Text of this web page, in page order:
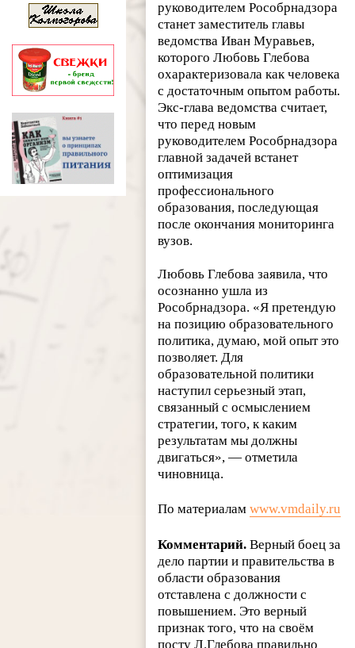
руководителем Рособрнадзора
станет заместитель главы
ведомства Иван Муравьев,
которого Любовь Глебова
охарактеризовала как человека
с достаточным опытом работы.
Экс-глава ведомства считает,
что перед новым
руководителем Рособрнадзора
главной задачей встанет
оптимизация
профессионального
образования, последующая
после окончания мониторинга
вузов.
Любовь Глебова заявила, что
осознанно ушла из
Рособрнадзора. «Я претендую
на позицию образовательного
политика, думаю, мой опыт это
позволяет. Для
образовательной политики
наступил серьезный этап,
связанный с осмыслением
стратегии, того, к каким
результатам мы должны
двигаться», — отметила
чиновница.
По материаламwww.vmdaily.ru
Комментарий.Верный боец за
дело партии и правительства в
области образования
отставлена с должности с
повышением. Это верный
признак того, что на своём
посту Л.Глебова правильно